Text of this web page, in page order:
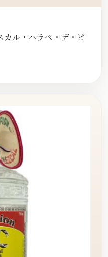
ル・ハラベ・デ・ピ